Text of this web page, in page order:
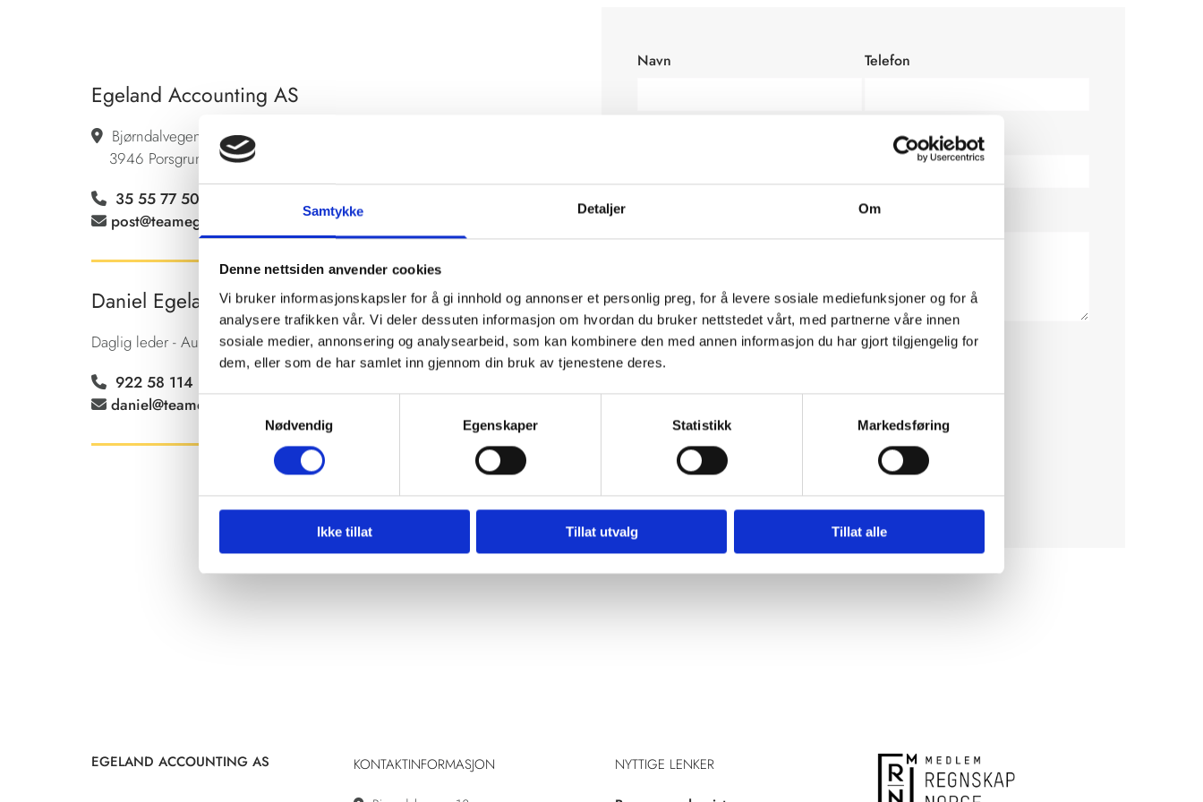
Samtykke Detaljer Om
Denne nettsiden anvender cookies
Vi bruker informasjonskapsler for å gi innhold og annonser et personlig preg, for å levere sosiale mediefunksjoner og for å
analysere trafikken vår. Vi deler dessuten informasjon om hvordan du bruker nettstedet vårt, med partnerne våre innen
sosiale medier, annonsering og analysearbeid, som kan kombinere den med annen informasjon du har gjort tilgjengelig for
dem, eller som de har samlet inn gjennom din bruk av tjenestene deres.
Samtykkevalg
Nødvendig
Egenskaper Statistikk Markedsføring
Ikke tillat Tillat utvalg Tillat alle
Egeland Accounting AS

Bjørndalvegen 13
3946 Porsgrunn
 35 55 77 50
 post@teamegeland.no
Daniel Egeland
Daglig leder - Autorisert regnskapsfører
 922 58 114
 daniel@teamegeland.no
Navn Telefon
Last opp fil
EGELAND ACCOUNTING AS KONTAKTINFORMASJON NYTTIGE LENKER